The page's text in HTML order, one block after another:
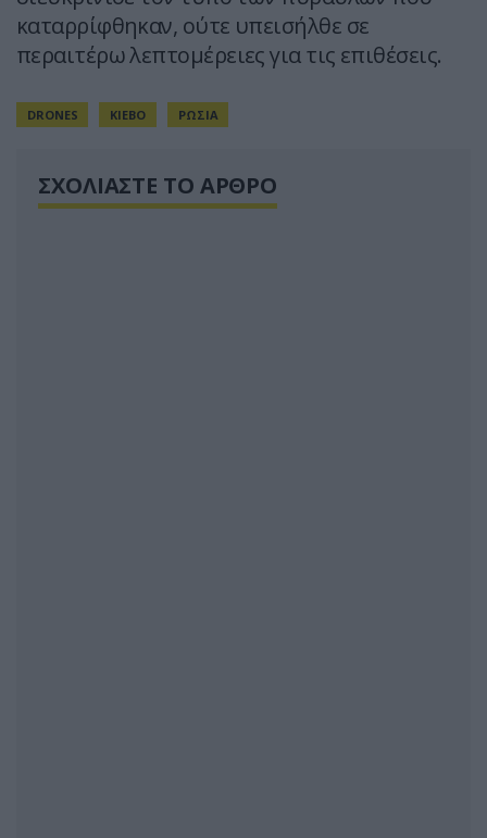
καταρρίφθηκαν, ούτε υπεισήλθε σε
περαιτέρω λεπτομέρειες για τις επιθέσεις.
DRONES ΚΙΕΒΟ ΡΩΣΙΑ
ΣΧΟΛΙΑΣΤΕ ΤΟ ΑΡΘΡΟ